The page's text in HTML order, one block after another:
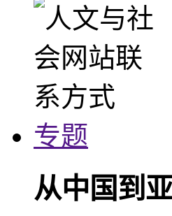
专题
从中国到